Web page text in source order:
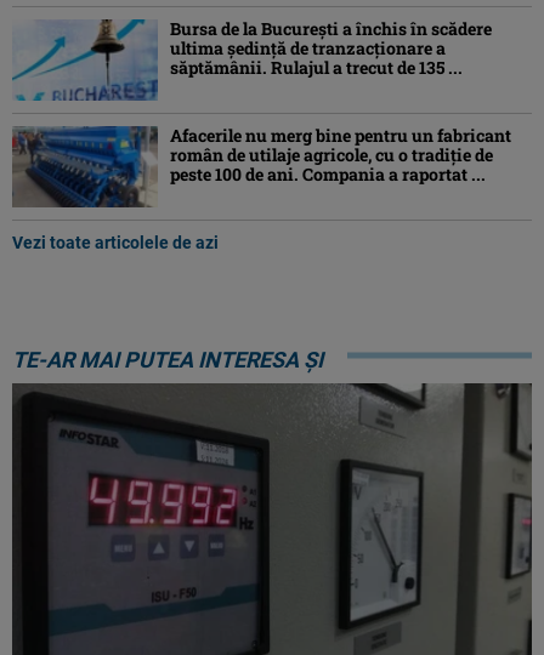
Bursa de la București a închis în scădere
ultima ședință de tranzacționare a
săptămânii. Rulajul a trecut de 135 ...
Afacerile nu merg bine pentru un fabricant
român de utilaje agricole, cu o tradiție de
peste 100 de ani. Compania a raportat ...
Vezi toate articolele de azi
TE-AR MAI PUTEA INTERESA ȘI